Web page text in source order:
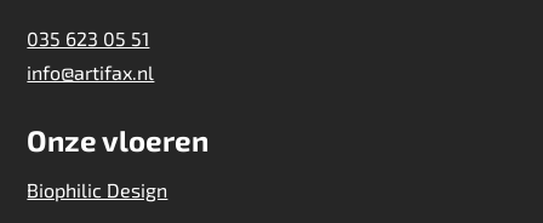
035 623 05 51
info@artifax.nl
Onze vloeren
Biophilic Design